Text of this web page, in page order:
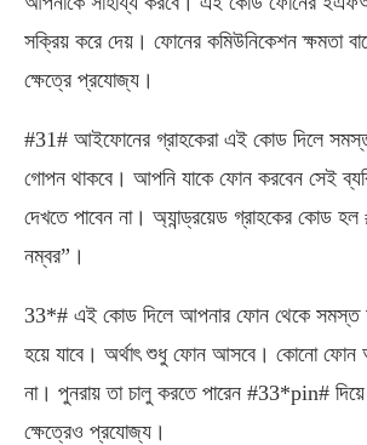
সক্রিয় করে দেয়। ফোনের কমিউনিকেশন ক্ষমতা
ক্ষেত্রে প্রযোজ্য।
#31# আইফোনের গ্রাহকেরা এই কোড দিলে
গোপন থাকবে। আপনি যাকে ফোন করবেন সেই
দেখতে পাবেন না। অ্যান্ড্রয়েড গ্রাহকের কোড
নম্বর”।
33*# এই কোড দিলে আপনার ফোন থেকে
হয়ে যাবে। অর্থাৎ শুধু ফোন আসবে। কোনো ফোন
না। পুনরায় তা চালু করতে পারেন #33*pin#
ক্ষেত্রেও প্রযোজ্য।